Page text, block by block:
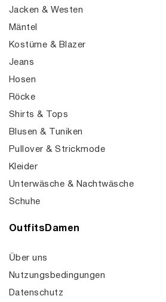
Jacken & Westen
Mäntel
Kostüme & Blazer
Jeans
Hosen
Röcke
Shirts & Tops
Blusen & Tuniken
Pullover & Strickmode
Kleider
Unterwäsche & Nachtwäsche
Schuhe
OutfitsDamen
Über uns
Nutzungsbedingungen
Datenschutz